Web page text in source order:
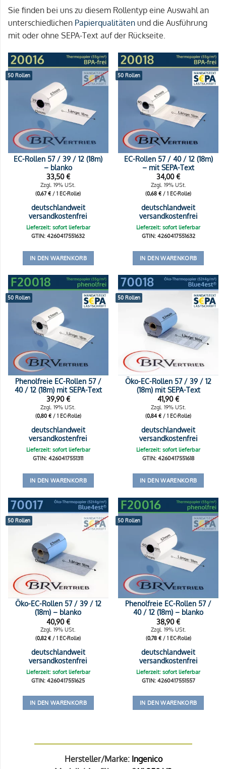
Sie finden bei uns zu diesem Rollentyp eine Auswahl an
unterschiedlichen Papierqualitäten und die Ausführung
mit oder ohne SEPA-Text auf der Rückseite.
50 Rollen
EC-Rollen 57 / 39 / 12 (18m)
– blanko
33,50€
Zzgl. 19% USt.
(0,67€ / 1 EC-Rolle)
deutschlandweit
versandkostenfrei
Lieferzeit: sofort lieferbar
GTIN: 4260417551632
IN DEN WARENKORB
50 Rollen
EC-Rollen 57 / 40 / 12 (18m)
– mit SEPA-Text
34,00€
Zzgl. 19% USt.
(0,68€ / 1 EC-Rolle)
deutschlandweit
versandkostenfrei
Lieferzeit: sofort lieferbar
GTIN: 4260417551632
IN DEN WARENKORB
50 Rollen
Phenolfreie EC-Rollen 57 /
40 / 12 (18m) mit SEPA-Text
39,90€
Zzgl. 19% USt.
(0,80 €/ 1 EC-Rolle)
deutschlandweit
versandkostenfrei
Lieferzeit: sofort lieferbar
GTIN: 4260417551311
IN DEN WARENKORB
50 Rollen
Öko-EC-Rollen 57 / 39 / 12
(18m) mit SEPA-Text
41,90€
Zzgl. 19% USt.
(0,84€ / 1 EC-Rolle)
deutschlandweit
versandkostenfrei
Lieferzeit: sofort lieferbar
GTIN: 4260417551618
IN DEN WARENKORB
50 Rollen
Öko-EC-Rollen 57 / 39 / 12
(18m) – blanko
40,90€
Zzgl. 19% USt.
(0,82€ / 1 EC-Rolle)
deutschlandweit
versandkostenfrei
Lieferzeit: sofort lieferbar
GTIN: 4260417551625
IN DEN WARENKORB
50 Rollen
Phenolfreie EC-Rollen 57 /
40 / 12 (18m) – blanko
38,90€
Zzgl. 19% USt.
(0,78 €/ 1 EC-Rolle)
deutschlandweit
versandkostenfrei
Lieferzeit: sofort lieferbar
GTIN: 4260417551557
IN DEN WARENKORB
Hersteller/Marke: Ingenico